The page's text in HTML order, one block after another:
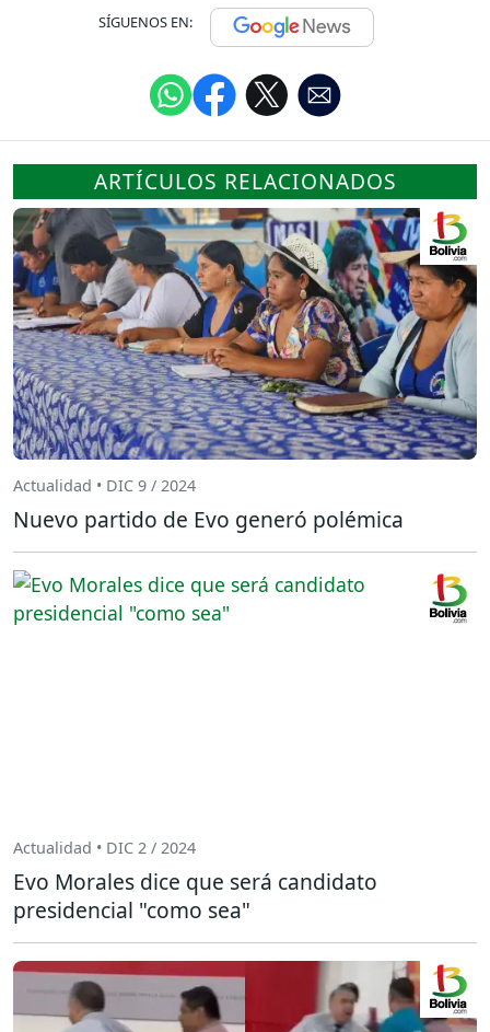
SÍGUENOS EN:
ARTÍCULOS RELACIONADOS
Actualidad • DIC 9 / 2024
Nuevo partido de Evo generó polémica
Actualidad • DIC 2 / 2024
Evo Morales dice que será candidato
presidencial "como sea"